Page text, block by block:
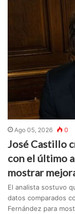
Ago 05, 2026 0
José Castillo
con el último
mostrar
El analista sostuvo
datos comparados
Fernández para